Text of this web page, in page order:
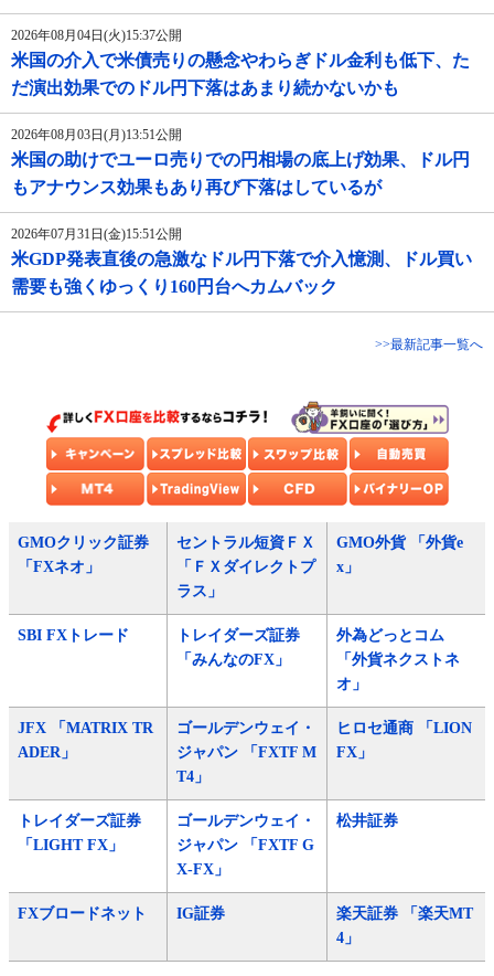
2026年08月04日(火)15:37公開
米国の介入で米債売りの懸念やわらぎドル金利も低下、た
だ演出効果でのドル円下落はあまり続かないかも
2026年08月03日(月)13:51公開
米国の助けでユーロ売りでの円相場の底上げ効果、ドル円
もアナウンス効果もあり再び下落はしているが
2026年07月31日(金)15:51公開
米GDP発表直後の急激なドル円下落で介入憶測、ドル買い
需要も強くゆっくり160円台へカムバック
>>最新記事一覧へ
GMOクリック証券
「FXネオ」
セントラル短資ＦＸ
「ＦＸダイレクトプ
ラス」
GMO外貨 「外貨e
x」
SBI FXトレード
トレイダーズ証券
「みんなのFX」
外為どっとコム
「外貨ネクストネ
オ」
JFX 「MATRIX TR
ADER」
ゴールデンウェイ・
ジャパン 「FXTF M
T4」
ヒロセ通商 「LION
FX」
トレイダーズ証券
「LIGHT FX」
ゴールデンウェイ・
ジャパン 「FXTF G
X-FX」
松井証券
FXブロードネット IG証券
楽天証券 「楽天MT
4」